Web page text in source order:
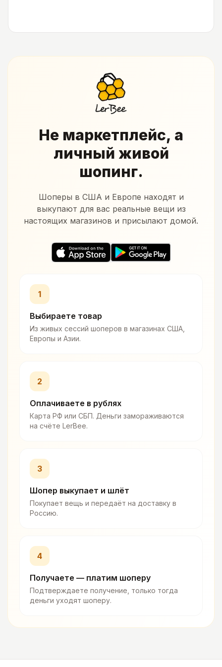
Не маркетплейс, а
личный живой
шопинг.
Шоперы в США и Европе находят и
выкупают для вас реальные вещи из
настоящих магазинов и присылают домой.
1
Выбираете товар
Из живых сессий шоперов в магазинах США,
Европы и Азии.
2
Оплачиваете в рублях
Карта РФ или СБП. Деньги замораживаются
на счёте LerBee.
3
Шопер выкупает и шлёт
Покупает вещь и передаёт на доставку в
Россию.
4
Получаете — платим шоперу
Подтверждаете получение, только тогда
деньги уходят шоперу.